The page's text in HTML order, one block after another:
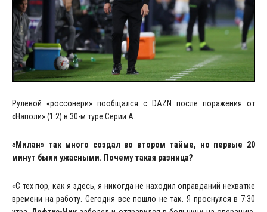
Рулевой «россонери» пообщался с DAZN после поражения от
«Наполи» (1:2) в 30-м туре Серии А.
«Милан» так много создал во втором тайме, но первые 20
минут были ужасными. Почему такая разница?
«С тех пор, как я здесь, я никогда не находил оправданий нехватке
времени на работу. Сегодня все пошло не так. Я проснулся в 7:30